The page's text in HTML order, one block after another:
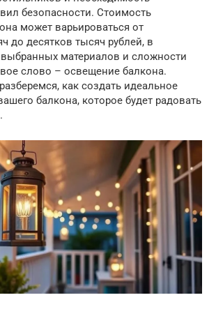
безопасности. Стоимость
может варьироваться от
до десятков тысяч рублей, в
материалов и сложности
слово – освещение балкона.
как создать идеальное
балкона, которое будет радовать